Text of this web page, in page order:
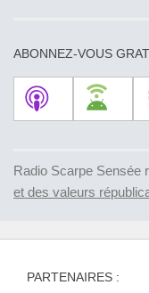
ABONNEZ-VOUS
Radio Scarpe Sensée
et des valeurs
PARTENAIRES :